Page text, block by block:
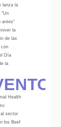
lanza la
antes”
la
de las
Día
la
Health
sector
los Beef